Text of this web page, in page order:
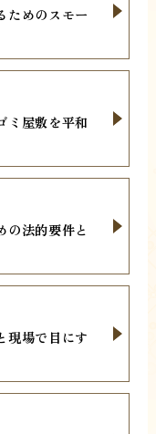
ためのスモー
ミ屋敷を平和
の法的要件と
現場で目にす